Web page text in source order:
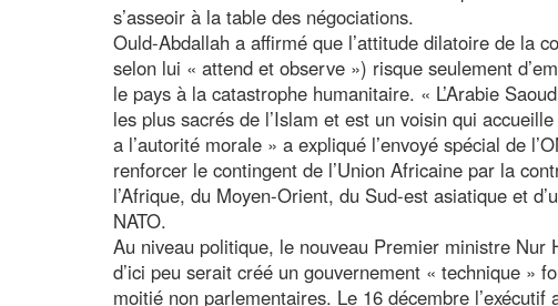
s’asseoir à la table des négociations.
Ould-Abdallah a affirmé que l’attitude dilatoire de la
selon lui « attend et observe ») risque seulement
le pays à la catastrophe humanitaire. « L’Arabie
les plus sacrés de l’Islam et est un voisin qui
a l’autorité morale » a expliqué l’envoyé spécial de
renforcer le contingent de l’Union Africaine par la
l’Afrique, du Moyen-Orient, du Sud-est asiatique et
NATO.
Au niveau politique, le nouveau Premier ministre Nur
d’ici peu serait créé un gouvernement « technique »
moitié non parlementaires. Le 16 décembre